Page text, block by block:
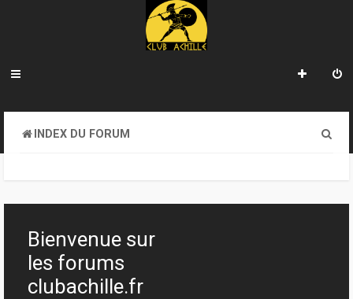
INDEX DU FORUM
h
Bienvenue sur
les forums
clubachille.fr